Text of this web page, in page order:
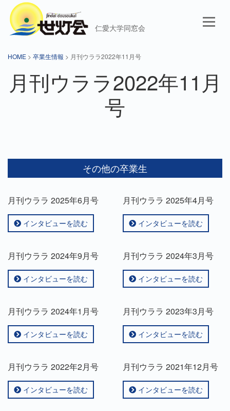
仁愛大学同窓会
HOME > 卒業生情報 > 月刊ウララ2022年11月号
月刊ウララ2022年11月
号
その他の卒業生
月刊ウララ 2025年6月号
インタビューを読む
月刊ウララ 2025年4月号
インタビューを読む
月刊ウララ 2024年9月号
インタビューを読む
月刊ウララ 2024年3月号
インタビューを読む
月刊ウララ 2024年1月号
インタビューを読む
月刊ウララ 2023年3月号
インタビューを読む
月刊ウララ 2022年2月号
インタビューを読む
月刊ウララ 2021年12月号
インタビューを読む